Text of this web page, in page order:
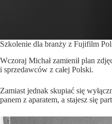
Szkolenie dla branży z Fujifilm
Wczoraj Michał zamienił plan
i sprzedawców z całej Polski.
Zamiast jednak skupiać się
panem z aparatem, a stajesz się